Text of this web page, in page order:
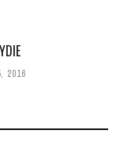
2016